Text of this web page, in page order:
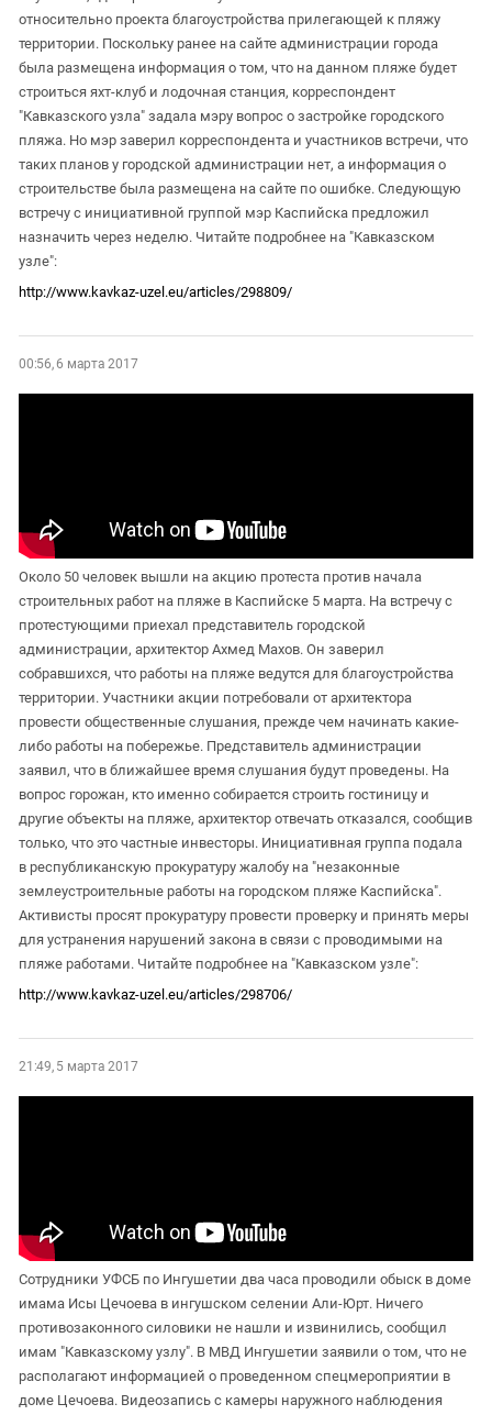
относительно проекта благоустройства прилегающей к пляжу
территории. Поскольку ранее на сайте администрации города
была размещена информация о том, что на данном пляже будет
строиться яхт-клуб и лодочная станция, корреспондент
"Кавказского узла" задала мэру вопрос о застройке городского
пляжа. Но мэр заверил корреспондента и участников встречи, что
таких планов у городской администрации нет, а информация о
строительстве была размещена на сайте по ошибке. Следующую
встречу с инициативной группой мэр Каспийска предложил
назначить через неделю. Читайте подробнее на "Кавказском
узле":
http://www.kavkaz-uzel.eu/articles/298809/
00:56, 6 марта 2017
Около 50 человек вышли на акцию протеста против начала
строительных работ на пляже в Каспийске 5 марта. На встречу с
протестующими приехал представитель городской
администрации, архитектор Ахмед Махов. Он заверил
собравшихся, что работы на пляже ведутся для благоустройства
территории. Участники акции потребовали от архитектора
провести общественные слушания, прежде чем начинать какие-
либо работы на побережье. Представитель администрации
заявил, что в ближайшее время слушания будут проведены. На
вопрос горожан, кто именно собирается строить гостиницу и
другие объекты на пляже, архитектор отвечать отказался, сообщив
только, что это частные инвесторы. Инициативная группа подала
в республиканскую прокуратуру жалобу на "незаконные
землеустроительные работы на городском пляже Каспийска".
Активисты просят прокуратуру провести проверку и принять меры
для устранения нарушений закона в связи с проводимыми на
пляже работами. Читайте подробнее на "Кавказском узле":
http://www.kavkaz-uzel.eu/articles/298706/
21:49, 5 марта 2017
Сотрудники УФСБ по Ингушетии два часа проводили обыск в доме
имама Исы Цечоева в ингушском селении Али-Юрт. Ничего
противозаконного силовики не нашли и извинились, сообщил
имам "Кавказскому узлу". В МВД Ингушетии заявили о том, что не
располагают информацией о проведенном спецмероприятии в
доме Цечоева. Видеозапись с камеры наружного наблюдения